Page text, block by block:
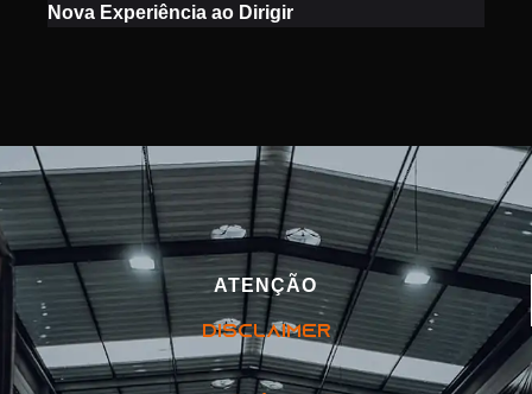
Nova Experiência ao Dirigir
ATENÇÃO
DISCLAIMER